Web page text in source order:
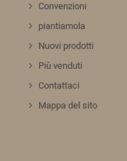
Convenzioni
piantiamola
Nuovi prodotti
Più venduti
Contattaci
Mappa del sito